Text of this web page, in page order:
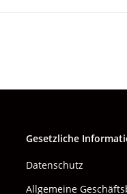
Gesetzliche
Datenschutz
Allgemeine